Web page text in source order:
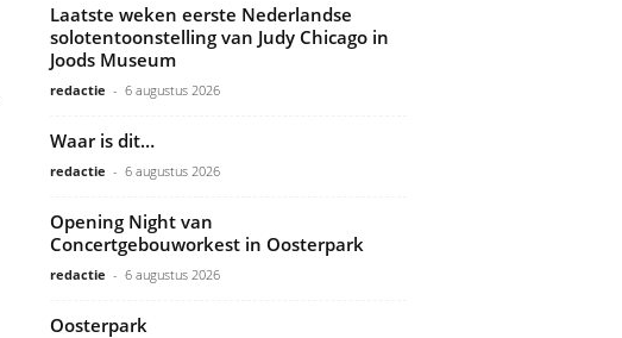
Laatste weken eerste Nederlandse
solotentoonstelling van Judy Chicago in
Joods Museum
redactie - 6 augustus 2026
Waar is dit…
redactie - 6 augustus 2026
Opening Night van
Concertgebouworkest in Oosterpark
redactie - 6 augustus 2026
Oosterpark